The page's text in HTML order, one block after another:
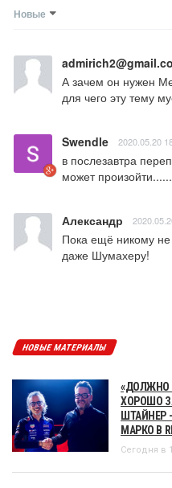
Новые
А зачем он нужен
для чего эту тему
Swendle 2020.05.20
в послезавтра
может
Александр
Пока ещё никому не
даже Шумахеру!
НОВЫЕ МАТЕРИАЛЫ
«ДОЛЖНО
ХОРОШО
ШТАЙНЕР
МАРКО В
Сегодня в